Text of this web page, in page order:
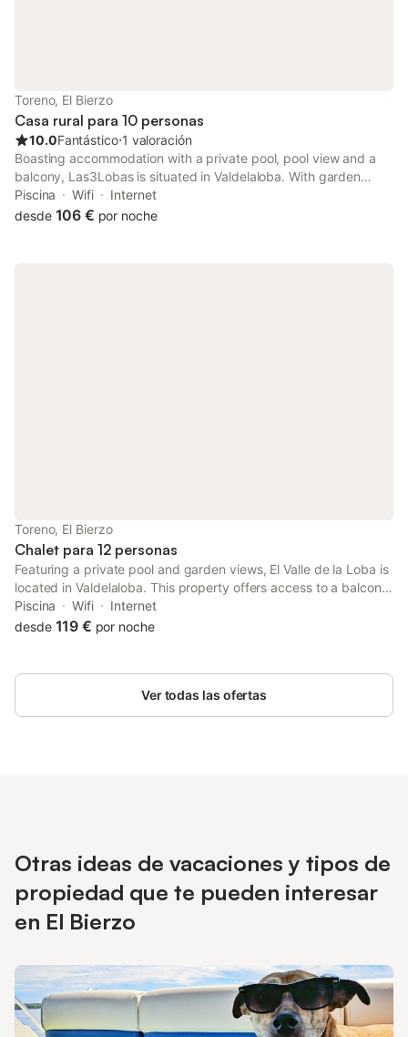
Toreno, El Bierzo
Casa rural para 10 personas
10.0Fantástico⋅1 valoración
Boasting accommodation with a private pool, pool view and a
balcony, Las3Lobas is situated in Valdelaloba. With garden
views, this accommodation features a patio.
Piscina Wifi
Internet
desde 106 € por noche
Toreno, El Bierzo
Chalet para 12 personas
Featuring a private pool and garden views, El Valle de la Loba is
located in Valdelaloba. This property offers access to a balcony,
free private parking and free WiFi. The property is non-smoking
and is situated 45 km from Las Médulas Roman Mines.
Piscina Wifi
Internet
desde 119 € por noche
Ver todas las ofertas
Otras ideas de vacaciones y tipos de
propiedad que te pueden interesar
en El Bierzo